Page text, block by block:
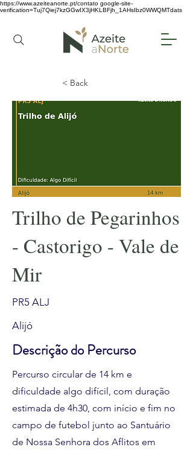
https://www.azeiteanorte.pt/contato google-site-
verification=Tuj7Qiej7kzGGwIX3jHKLBFjh_1AHsIbz0WWQMTdats
< Back
Trilho de Pegarinhos
- Castorigo - Vale de
Mir
PR5 ALJ
Alijó
Descrição do Percurso
Percurso circular de 14 km e
dificuldade algo difícil, com duração
estimada de 4h30, com início e fim no
campo de futebol junto ao Santuário
de Nossa Senhora dos Aflitos em